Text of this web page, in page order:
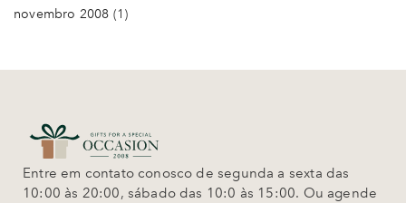
novembro 2008 (1)
Entre em contato conosco de segunda a sexta das
10:00 às 20:00, sábado das 10:0 às 15:00. Ou agende